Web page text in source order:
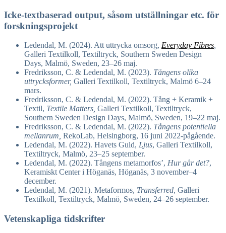
Icke-textbaserad output, såsom utställningar etc. för
forskningsprojekt
Ledendal, M. (2024). Att uttrycka omsorg, Everyday Fibres
Galleri Textilkoll, Textiltryck, Southern Sweden Design
Days, Malmö, Sweden, 23–26 maj.
Fredriksson, C. & Ledendal, M. (2023). Tångens olika
uttrycksformer, Galleri Textilkoll, Textiltryck, Malmö 6–24
mars.
Fredriksson, C. & Ledendal, M. (2022). Tång + Keramik +
Textil, Textile Matters, Galleri Textilkoll, Textiltryck,
Southern Sweden Design Days, Malmö, Sweden, 19–22 maj.
Fredriksson, C. & Ledendal, M. (2022). Tångens potentiella
mellanrum, RekoLab, Helsingborg, 16 juni 2022-pågående.
Ledendal, M. (2022). Havets Guld, Ljus, Galleri Textilkoll,
Textiltryck, Malmö, 23–25 september.
Ledendal, M. (2022). Tångens metamorfos’, Hur går det?,
Keramiskt Center i Höganäs, Höganäs, 3 november–4
december.
Ledendal, M. (2021). Metaformos, Transferred, Galleri
Textilkoll, Textiltryck, Malmö, Sweden, 24–26 september.
Vetenskapliga tidskrifter